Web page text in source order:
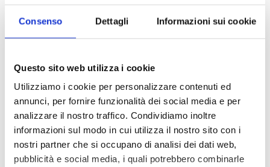
Consenso Dettagli Informazioni sui cookie
Questo sito web utilizza i cookie
Utilizziamo i cookie per personalizzare contenuti ed
annunci, per fornire funzionalità dei social media e per
analizzare il nostro traffico. Condividiamo inoltre
informazioni sul modo in cui utilizza il nostro sito con i
nostri partner che si occupano di analisi dei dati web,
pubblicità e social media, i quali potrebbero combinarle